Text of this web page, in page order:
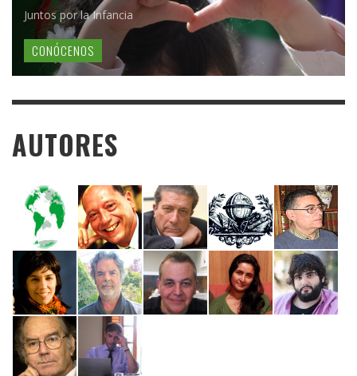
Juntos por la Infancia
CONÓCENOS
AUTORES